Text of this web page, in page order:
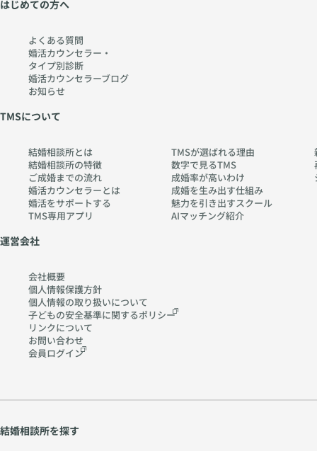
はじめての方へ
よくある質問
婚活カウンセラー・
タイプ別診断
婚活カウンセラーブログ
お知らせ
TMSについて
結婚相談所とは
結婚相談所の特徴
ご成婚までの流れ
婚活カウンセラーとは
婚活をサポートする
TMS専用アプリ
TMSが選ばれる理由
数字で見るTMS
成婚率が高いわけ
成婚を生み出す仕組み
魅力を引き出すスクール
AIマッチング紹介
運営会社
会社概要
個人情報保護方針
個人情報の取り扱いについて
子どもの安全基準に関するポリシー
リンクについて
お問い合わせ
会員ログイン
結婚相談所を探す